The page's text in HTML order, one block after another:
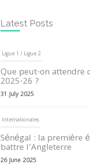
Latest Posts
Ligue 1 / Ligue 2
Que peut-on attendre
2025-26 ?
31 July 2025
Internationales
Sénégal : la première
battre l’Angleterre
26 June 2025